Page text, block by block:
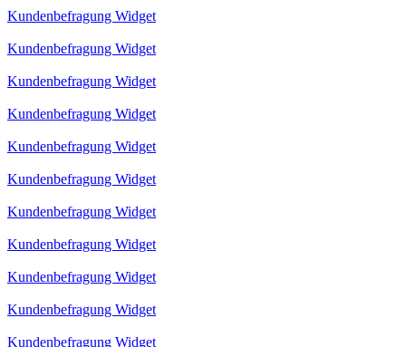
Kundenbefragung Widget
Kundenbefragung Widget
Kundenbefragung Widget
Kundenbefragung Widget
Kundenbefragung Widget
Kundenbefragung Widget
Kundenbefragung Widget
Kundenbefragung Widget
Kundenbefragung Widget
Kundenbefragung Widget
Kundenbefragung Widget